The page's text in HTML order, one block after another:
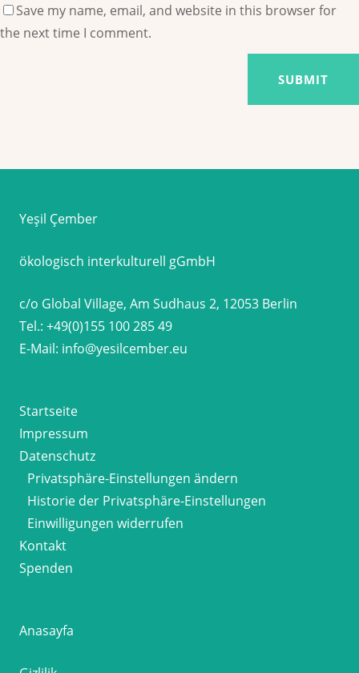
Save my name, email, and website in this browser for
the next time I comment.
Yeşil Çember
ökologisch interkulturell gGmbH
c/o Global Village, Am Sudhaus 2, 12053 Berlin
Tel.: +49(0)155 100 285 49
E-Mail: info@yesilcember.eu
Startseite
Impressum
Datenschutz
Privatsphäre-Einstellungen ändern
Historie der Privatsphäre-Einstellungen
Einwilligungen widerrufen
Kontakt
Spenden
Anasayfa